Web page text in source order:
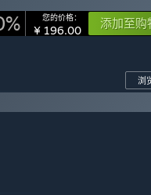
您的价格：
¥ 196.00 添加至购
浏